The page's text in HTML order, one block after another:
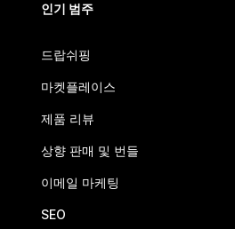
인기 범주
드랍쉬핑
마켓플레이스
제품 리뷰
상향 판매 및 번들
이메일 마케팅
SEO